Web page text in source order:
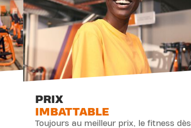
PRIX
IMBATTABLE
Toujours au meilleur prix, le fitness dès